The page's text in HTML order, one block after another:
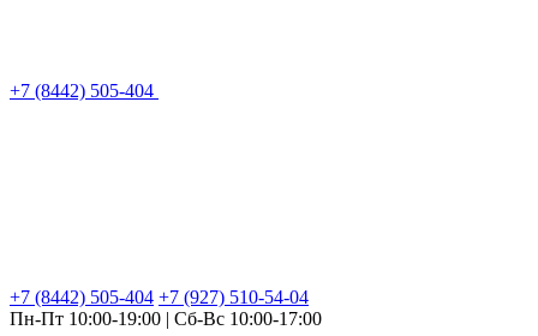
+7 (8442) 505-404
+7 (8442) 505-404 +7 (927) 510-54-04
Пн-Пт 10:00-19:00 | Сб-Вс 10:00-17:00